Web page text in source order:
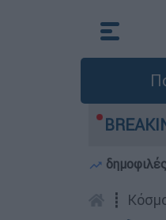
που έχασε τη
┋